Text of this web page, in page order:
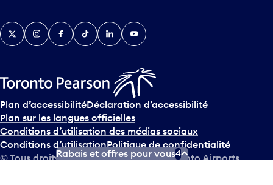
TwitterInstagramFacebook
TikTokLinkedInYouTube
Plan d’accessibilitéDéclaration d’accessibilité
Plan sur les langues officielles
Conditions d’utilisation des médias sociaux
Conditions d’utilisationPolitique de confidentialité
© Tous droits réservés2026Greater Toronto Airports
Rabais et offres pour vous4